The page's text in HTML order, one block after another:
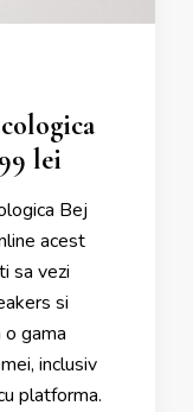
lei
Bej
acest
sa vezi
si
o gama
inclusiv
platforma.